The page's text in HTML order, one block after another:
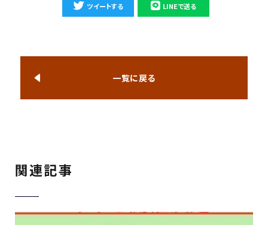
ツイートする LINEで送る
一覧に戻る
関連記事